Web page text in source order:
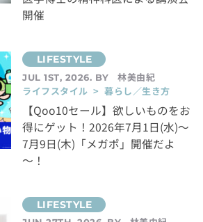
開催
JUL 1ST, 2026. BY
林美由紀
ライフスタイル > 暮らし／生き方
【Qoo10セール】欲しいものをお
得にゲット！2026年7月1日(水)～
7月9日(木)「メガポ」開催だよ
～！